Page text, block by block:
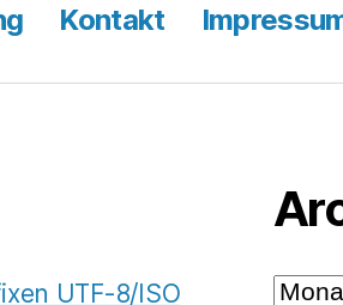
Kontakt
UTF-8/ISO Archiv